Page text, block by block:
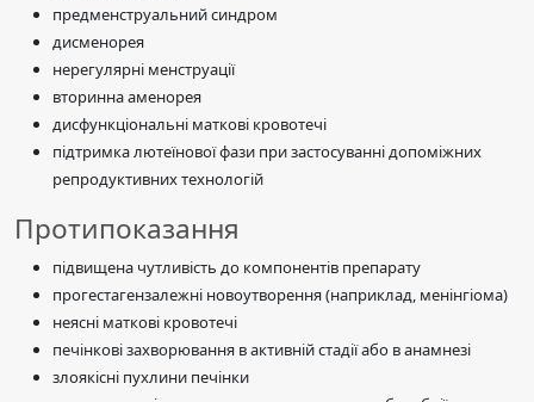
предменструальний синдром
дисменорея
нерегулярні менструації
вторинна аменорея
дисфункціональні маткові кровотечі
підтримка лютеїнової фази при застосуванні допоміжних
репродуктивних технологій
Протипоказання
підвищена чутливість до компонентів препарату
прогестагензалежні новоутворення (наприклад, менінгіома)
неясні маткові кровотечі
печінкові захворювання в активній стадії або в анамнезі
злоякісні пухлини печінки